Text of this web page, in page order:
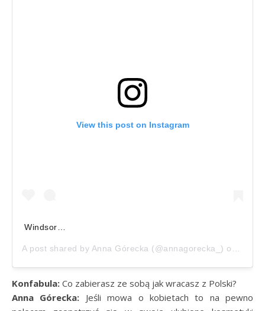
View this post on Instagram
Windsor…
A post shared by Anna Górecka (@annagorecka_) on
Konfabula: Co zabierasz ze sobą jak wracasz z Polski?
Anna Górecka: Jeśli mowa o kobietach to na pewno